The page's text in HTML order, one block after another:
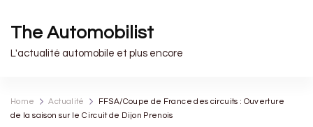
The Automobilist
L'actualité automobile et plus encore
Home Actualité
FFSA/Coupe de France des circuits : Ouverture
de la saison sur le Circuit de Dijon Prenois